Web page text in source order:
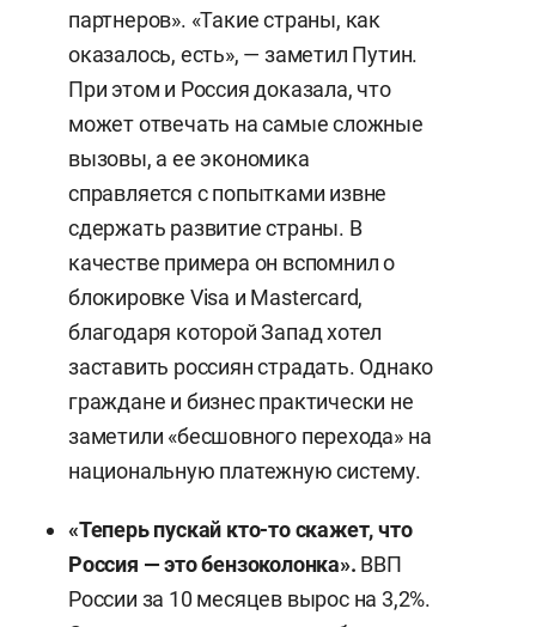
партнеров». «Такие страны, как
оказалось, есть», — заметил Путин.
При этом и Россия доказала, что
может отвечать на самые сложные
вызовы, а ее экономика
справляется с попытками извне
сдержать развитие страны. В
качестве примера он вспомнил о
блокировке Visa и Masterсard,
благодаря которой Запад хотел
заставить россиян страдать. Однако
граждане и бизнес практически не
заметили «бесшовного перехода» на
национальную платежную систему.
«Теперь пускай кто-то скажет, что
Россия — это бензоколонка». ВВП
России за 10 месяцев вырос на 3,2%.